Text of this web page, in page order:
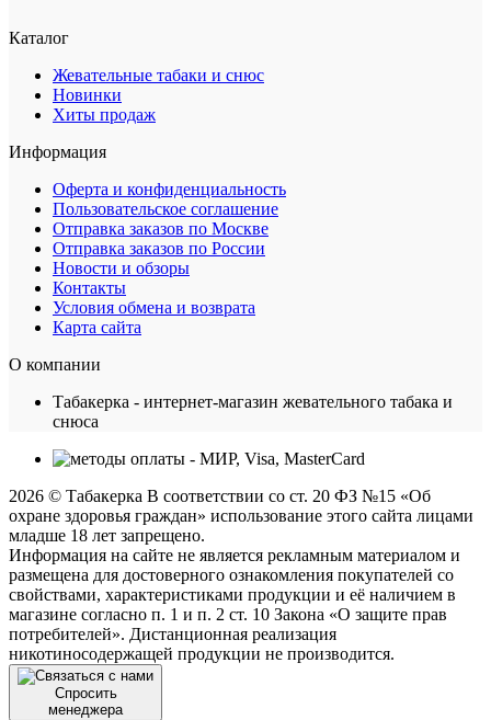
Каталог
Жевательные табаки и снюс
Новинки
Хиты продаж
Информация
Оферта и конфиденциальность
Пользовательское соглашение
Отправка заказов по Москве
Отправка заказов по России
Новости и обзоры
Контакты
Условия обмена и возврата
Карта сайта
О компании
Табакерка - интернет-магазин жевательного табака и
снюса
2026 © Табакерка В соответствии со ст. 20 ФЗ №15 «Об
охране здоровья граждан» использование этого сайта лицами
младше 18 лет запрещено.
Информация на сайте не является рекламным материалом и
размещена для достоверного ознакомления покупателей со
свойствами, характеристиками продукции и её наличием в
магазине согласно п. 1 и п. 2 ст. 10 Закона «О защите прав
потребителей». Дистанционная реализация
никотиносодержащей продукции не производится.
Спросить
менеджера